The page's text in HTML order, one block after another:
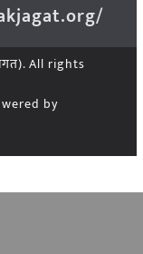
. All rights
by